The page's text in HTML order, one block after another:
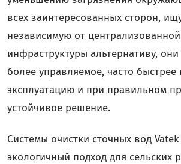
всех заинтересованных сторон,
независимую от централизованной
инфраструктуры альтернативу,
более управляемое, часто
эксплуатацию и при правильном
устойчивое решение.
Системы очистки сточных вод
экологичный подход для сельских